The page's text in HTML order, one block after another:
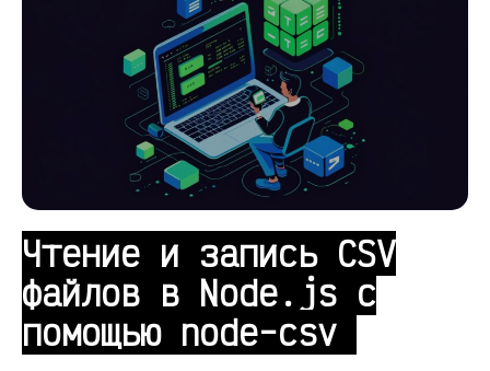
Чтение и запись CSV
файлов в Node.js с
помощью node-csv